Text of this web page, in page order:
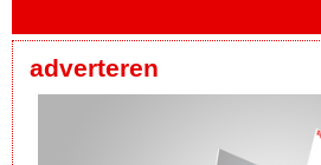
adverteren